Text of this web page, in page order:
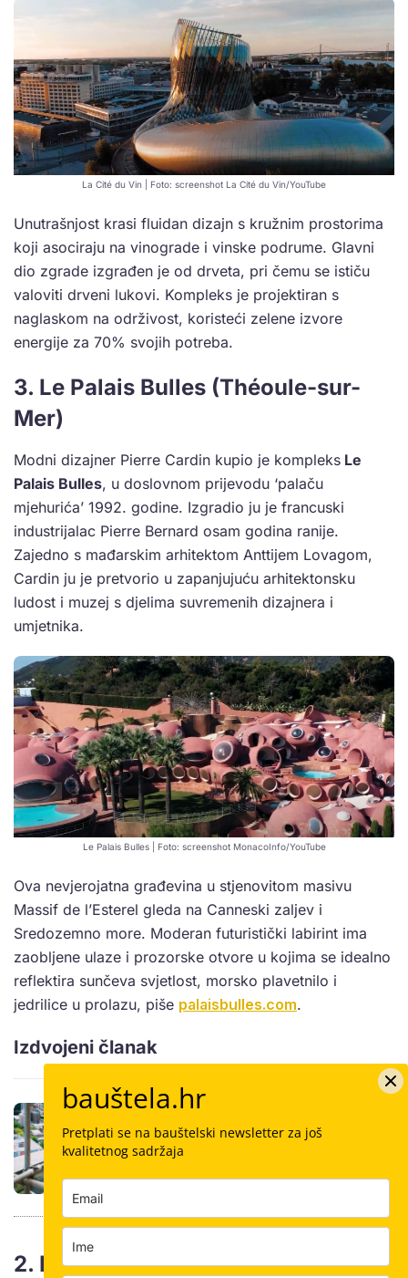
La Cité du Vin | Foto: screenshot La Cité du Vin/YouTube
Unutrašnjost krasi fluidan dizajn s kružnim prostorima
koji asociraju na vinograde i vinske podrume. Glavni
dio zgrade izgrađen je od drveta, pri čemu se ističu
valoviti drveni lukovi. Kompleks je projektiran s
naglaskom na održivost, koristeći zelene izvore
energije za 70% svojih potreba.
3. Le Palais Bulles (Théoule-sur-
Mer)
Modni dizajner Pierre Cardin kupio je kompleks Le
Palais Bulles, u doslovnom prijevodu ‘palaču
mjehurića’ 1992. godine. Izgradio ju je francuski
industrijalac Pierre Bernard osam godina ranije.
Zajedno s mađarskim arhitektom Anttijem Lovagom,
Cardin ju je pretvorio u zapanjujuću arhitektonsku
ludost i muzej s djelima suvremenih dizajnera i
umjetnika.
Le Palais Bulles | Foto: screenshot MonacoInfo/YouTube
Ova nevjerojatna građevina u stjenovitom masivu
Massif de l’Esterel gleda na Canneski zaljev i
Sredozemno more. Moderan futuristički labirint ima
zaobljene ulaze i prozorske otvore u kojima se idealno
reflektira sunčeva svjetlost, morsko plavetnilo i
jedrilice u prolazu, piše palaisbulles.com.
Izdvojeni članak
Najveća gradilišta u EU: Tri tunela,
jedna zračna luka i povijesno proširenje
metroa
2. La Grande Motte (Hérault)
bauštela.hr
Pretplati se na bauštelski newsletter za još
kvalitetnog sadržaja